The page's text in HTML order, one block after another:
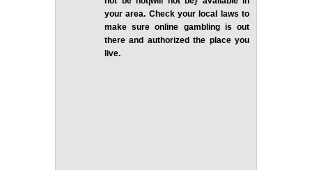
your area. Check your local laws to
make sure online gambling is out
there and authorized the place you
live.